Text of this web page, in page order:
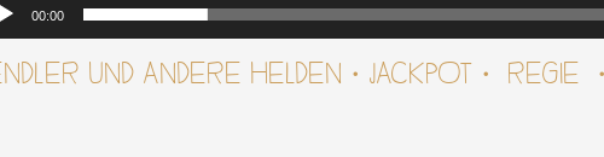
00:00
UND ANDERE HELDEN・JACKPOT・